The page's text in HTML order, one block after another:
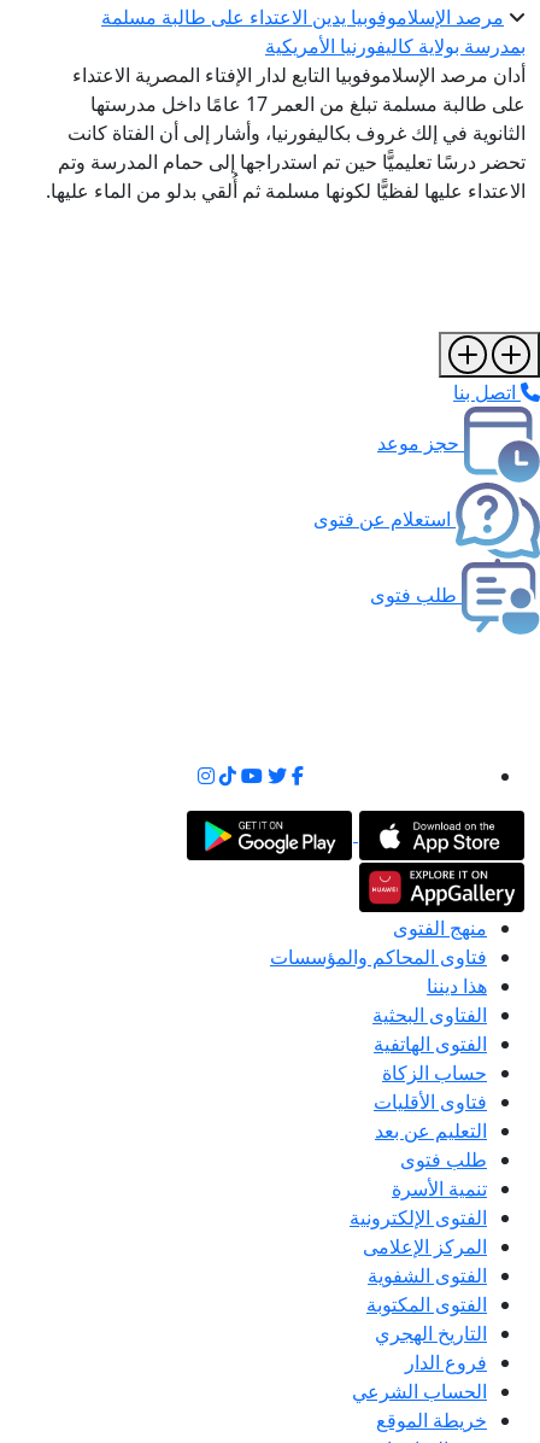
مرصد الإسلاموفوبيا يدين الاعتداء على طالبة مسلمة
بمدرسة بولاية كاليفورنيا الأمريكية
أدان مرصد الإسلاموفوبيا التابع لدار الإفتاء المصرية الاعتداء
على طالبة مسلمة تبلغ من العمر 17 عامًا داخل مدرستها
الثانوية في إلك غروف بكاليفورنيا، وأشار إلى أن الفتاة كانت
تحضر درسًا تعليميًّا حين تم استدراجها إلى حمام المدرسة وتم
الاعتداء عليها لفظيًّا لكونها مسلمة ثم أُلقي بدلو من الماء عليها.
اتصل بنا
حجز موعد
استعلام عن فتوى
طلب فتوى
منهج الفتوى
فتاوى المحاكم والمؤسسات
هذا ديننا
الفتاوى البحثية
الفتوى الهاتفية
حساب الزكاة
فتاوى الأقليات
التعليم عن بعد
طلب فتوى
تنمية الأسرة
الفتوى الإلكترونية
المركز الإعلامى
الفتوى الشفوية
الفتوى المكتوبة
التاريخ الهجري
فروع الدار
الحساب الشرعي
خريطة الموقع